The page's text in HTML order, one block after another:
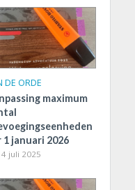
DE ORDE
maximum
1 januari 2026
juli 2025